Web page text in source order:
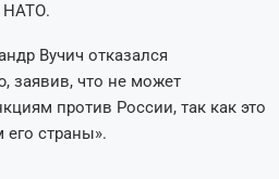
НАТО.
Вучич отказался
заявив, что не может
против России, так как это
его страны».